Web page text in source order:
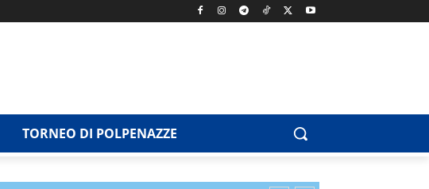
TORNEO DI POLPENAZZE